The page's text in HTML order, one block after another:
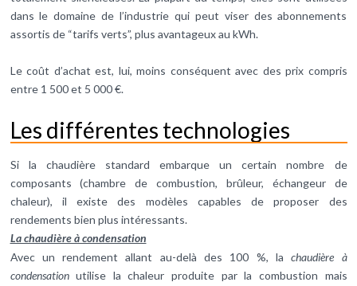
dans le domaine de l’industrie qui peut viser des abonnements
assortis de “tarifs verts”, plus avantageux au kWh.
Le coût d’achat est, lui, moins conséquent avec des prix compris
entre 1 500 et 5 000 €.
Les différentes technologies
Si la chaudière standard embarque un certain nombre de
composants (chambre de combustion, brûleur, échangeur de
chaleur), il existe des modèles capables de proposer des
rendements bien plus intéressants.
La chaudière à condensation
Avec un rendement allant au-delà des 100 %, lachaudière à
condensationutilise la chaleur produite par la combustion mais